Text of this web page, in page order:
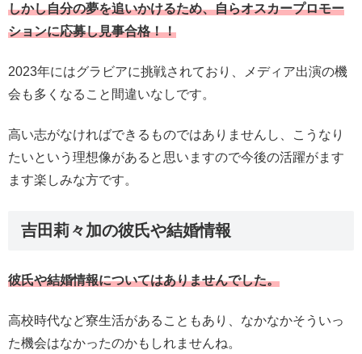
しかし自分の夢を追いかけるため、自らオスカープロモー
ションに応募し見事合格！！
2023年にはグラビアに挑戦されており、メディア出演の機
会も多くなること間違いなしです。
高い志がなければできるものではありませんし、こうなり
たいという理想像があると思いますので今後の活躍がます
ます楽しみな方です。
吉田莉々加の彼氏や結婚情報
彼氏や結婚情報についてはありませんでした。
高校時代など寮生活があることもあり、なかなかそういっ
た機会はなかったのかもしれませんね。